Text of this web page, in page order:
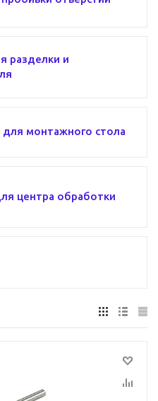
разделки и
монтажного стола
центра обработки